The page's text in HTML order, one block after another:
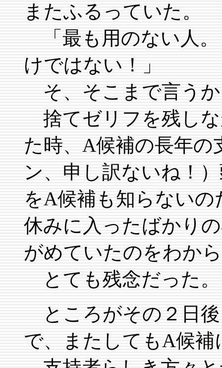
またふるっていた。
「最も用のない人
けではない！」
そ、そこまで言う
捨てゼリフを残し
た時、A候補の長年
ン、申し訳ないね！
をA候補も知らない
休みに入ったばかり
がめていたのをわか
とても残念だった。
ところがその２日
で、またしてもA候補